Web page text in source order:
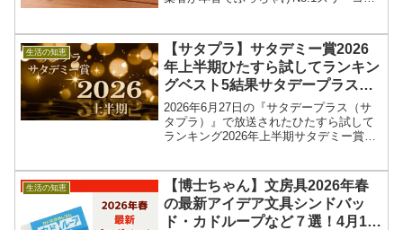
イテム８選＆アイデアグッズ結果を紹
介...
生活の知恵
【サタプラ】サタデミー賞2026
年上半期ひたすら試してランキン
グベスト5結果サタデープラス
2026年6月27日
2026年6月27日の『サタデープラス（サ
タプラ）』で放送されたひたすら試して
ランキング2026年上半期サタデミー賞
麻椰アナウンサーが2026年上半期に「ひ
たすら試し...
生活の知恵
【博士ちゃん】文房具2026年春
の最新アイデア文具シンドバッ
ド・カドループなど７選！4月11